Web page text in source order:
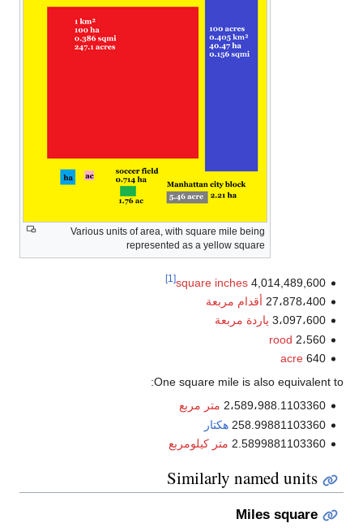
Various units of area, with square mile being
represented as a yellow square
4,014,489,600
square inches
[1]
27،878،400 أقدام مربعة
3،097،600 ياردة مربعة
2،560 rood
640
acre
One square mile is also equivalent to:
2،589،988.1103360 متر مربع
258.99881103360 هكتار
2.5899881103360 متر كيلومربع
Similarly named units
Miles square